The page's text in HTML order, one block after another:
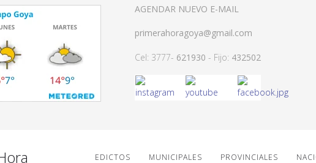
AGENDAR NUEVO E-MAIL
primerahoragoya@gmail.com
Cel: 3777- 621930 - Fijo: 432502
EDICTOS MUNICIPALES PROVINCIALES